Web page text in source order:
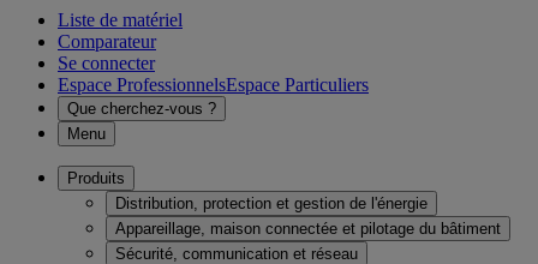
Liste de matériel
Comparateur
Se connecter
Espace ProfessionnelsEspace Particuliers
Que cherchez-vous ?
Menu
Produits
Distribution, protection et gestion de l'énergie
Appareillage, maison connectée et pilotage du bâtiment
Sécurité, communication et réseau